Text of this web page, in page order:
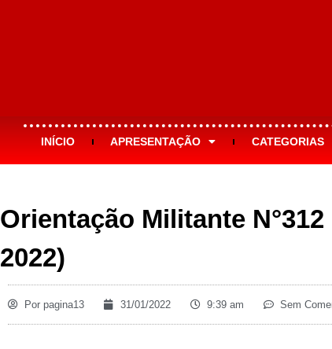
INÍCIO APRESENTAÇÃO CATEGORIAS
Orientação Militante
2022)
Por pagina13 31/01/2022 9:39 am Sem